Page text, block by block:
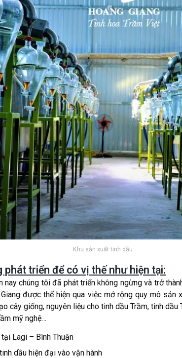
Khu sản xuất tinh dầu
triển để có vị thế như hiện tại:
nay chúng tôi đã phát triển không ngừng và trở
được thể hiện qua việc mở rộng quy mô
cây giống, nguyên liệu cho tinh dầu Trầm, tinh
mỹ nghệ…
Lagi – Bình Thuận
dầu hiện đại vào vận hành